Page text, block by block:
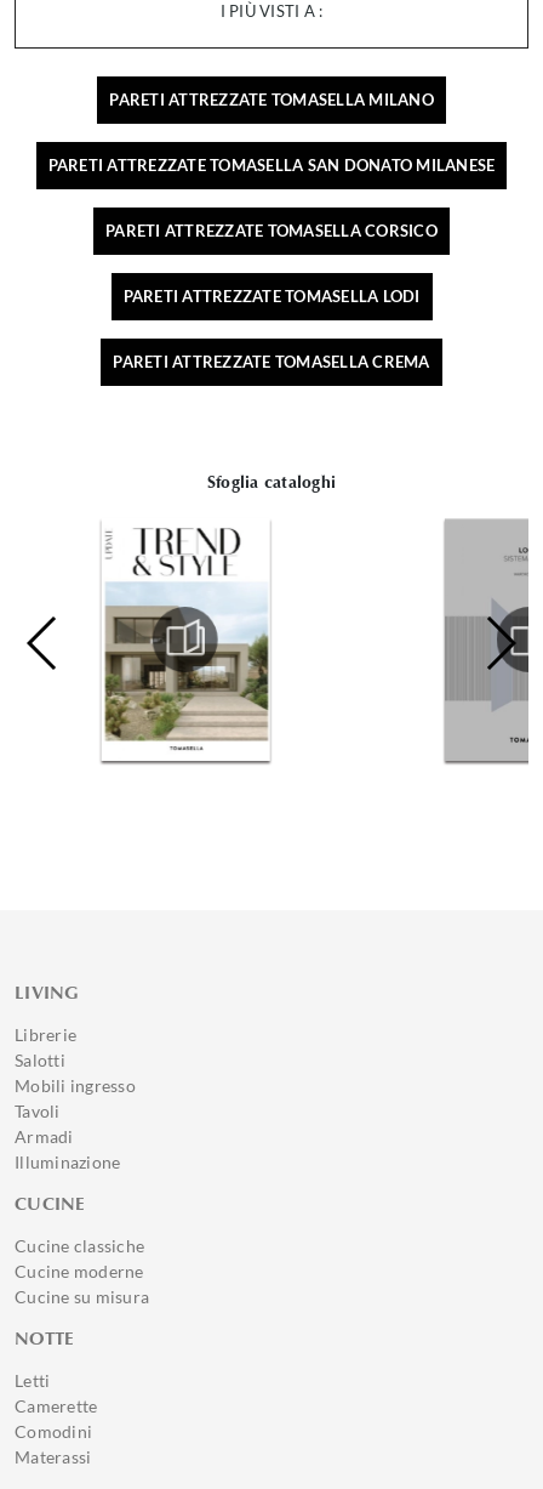
I PIÙ VISTI A :
PARETI ATTREZZATE TOMASELLA MILANO
PARETI ATTREZZATE TOMASELLA SAN DONATO MILANESE
PARETI ATTREZZATE TOMASELLA CORSICO
PARETI ATTREZZATE TOMASELLA LODI
PARETI ATTREZZATE TOMASELLA CREMA
Sfoglia cataloghi
LIVING
Librerie
Salotti
Mobili ingresso
Tavoli
Armadi
Illuminazione
CUCINE
Cucine classiche
Cucine moderne
Cucine su misura
NOTTE
Letti
Camerette
Comodini
Materassi